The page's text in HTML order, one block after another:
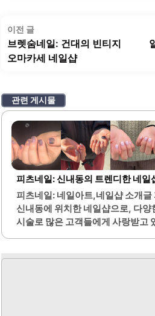
글
탐
색
이전 글이
전
글:
브렛숨네일: 건대의 빈티지
오마카세 네일샵
관련 게시물
피츠네일: 신내동의 트렌디한 네일
피츠네일: 네일아트,네일샵 소개
신내동에 위치한 네일샵으로, 다
시술로 많은 고객들에게 사랑받고
석젤과 같은 신상 제품을 사용하여